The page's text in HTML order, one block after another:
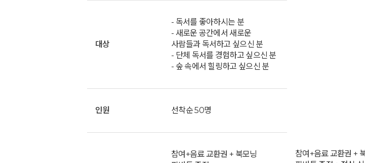
대상
- 독서를 좋아하시는 분
- 새로운 공간에서 새로운
사람들과 독서하고 싶으신 분
- 단체 독서를 경험하고 싶으신 분
- 숲 속에서 힐링하고 싶으신 분
인원 선착순 50명
참여+음료 교환권 + 북모닝
참여+음료 교환권 +